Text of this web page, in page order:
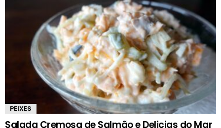
PEIXES
Salada Cremosa de Salmão e Delicias do Mar